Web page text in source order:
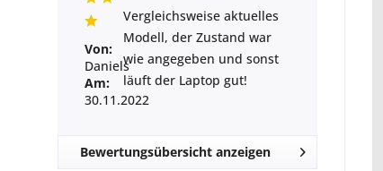
Von:
Daniels
Am:
30.11.2022
Vergleichsweise aktuelles
Modell, der Zustand war
wie angegeben und sonst
läuft der Laptop gut!
Bewertungsübersicht anzeigen